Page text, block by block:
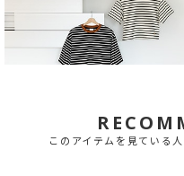
このアイテムを見ている